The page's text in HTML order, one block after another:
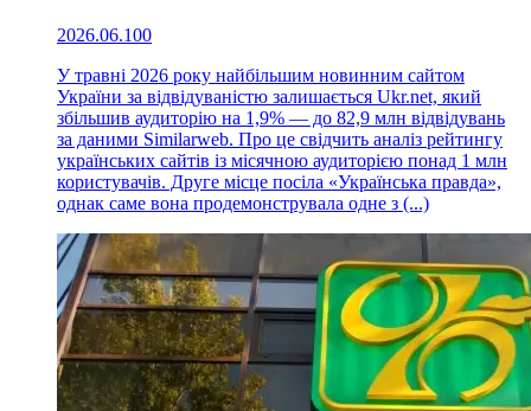
2026.06.100
У травні 2026 року найбільшим новинним сайтом
України за відвідуваністю залишається Ukr.net, який
збільшив аудиторію на 1,9% — до 82,9 млн відвідувань
за даними Similarweb. Про це свідчить аналіз рейтингу
українських сайтів із місячною аудиторією понад 1 млн
користувачів. Друге місце посіла «Українська правда»,
однак саме вона продемонструвала одне з (...)